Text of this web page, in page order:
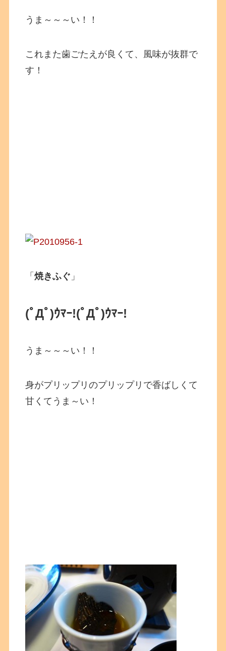
うま～～～い！！
これまた歯ごたえが良くて、風味が抜群で
す！
「焼きふぐ 」
(ﾟДﾟ)ｳﾏｰ!(ﾟДﾟ)ｳﾏｰ!
うま～～～い！！
身がプリップリのプリップリで香ばしくて
甘くてうま～い！